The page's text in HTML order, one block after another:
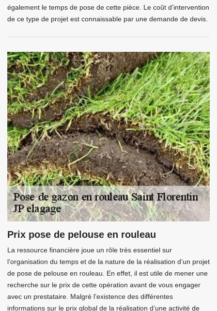
également le temps de pose de cette pièce. Le coût d’intervention
de ce type de projet est connaissable par une demande de devis.
Prix pose de pelouse en rouleau
La ressource financière joue un rôle très essentiel sur
l’organisation du temps et de la nature de la réalisation d’un projet
de pose de pelouse en rouleau. En effet, il est utile de mener une
recherche sur le prix de cette opération avant de vous engager
avec un prestataire. Malgré l’existence des différentes
informations sur le prix global de la réalisation d’une activité de